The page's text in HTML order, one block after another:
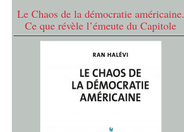
Le Chaos de la démocratie américaine.
Ce que révèle l’émeute du Capitole